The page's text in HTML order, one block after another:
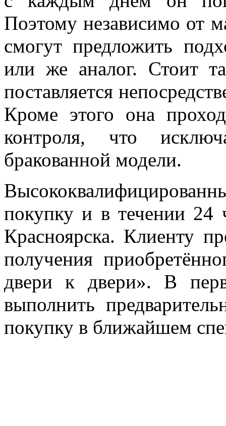
Поэтому независимо от
смогут предложить
или же аналог. Стоит
поставляется
Кроме этого она
контроля, что
бракованной модели.
покупку и в течении 24
Красноярска. Клиенту
получения
двери к двери». В
выполнить
покупку в ближайшем